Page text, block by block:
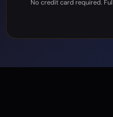
No credit card required.